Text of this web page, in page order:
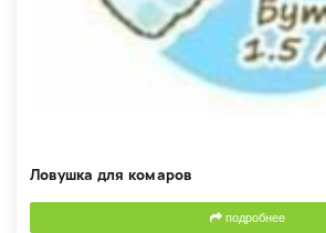
Ловушка для комаров
подробнее